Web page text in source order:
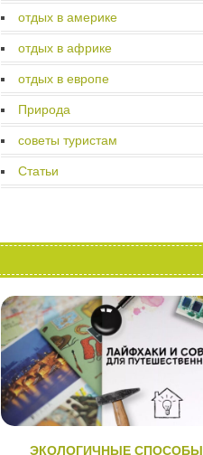
отдых в америке
отдых в африке
отдых в европе
Природа
советы туристам
Статьи
ЭКОЛОГИЧНЫЕ СПОСОБЫ